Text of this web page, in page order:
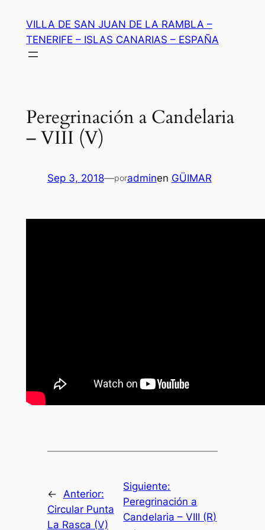
contenido
VILLA DE SAN JUAN DE LA RAMBLA –
TENERIFE – ISLAS CANARIAS – ESPAÑA
Peregrinación a Candelaria
– VIII (V)
Sep 3, 2018—poradminen GÜIMAR
←
Anterior:
Circular Punta
La Rasca (V)
Siguiente:
Peregrinación a
Candelaria – VIII (R)